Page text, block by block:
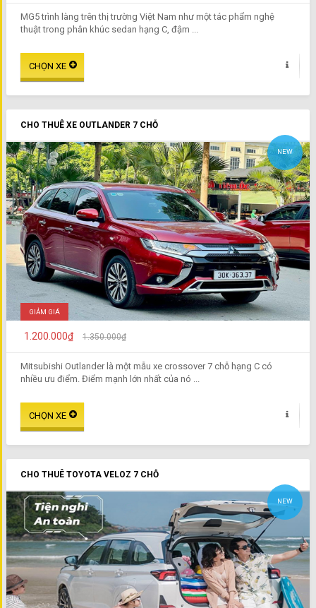
MG5 trình làng trên thị trường Việt Nam như một tác phẩm nghệ
thuật trong phân khúc sedan hạng C, đậm ...
CHO THUÊ XE OUTLANDER 7 CHỖ
NEW
GIẢM GIÁ
1.200.000₫ 1.350.000₫
Mitsubishi Outlander là một mẫu xe crossover 7 chỗ hạng C có
nhiều ưu điểm. Điểm mạnh lớn nhất của nó ...
CHO THUÊ TOYOTA VELOZ 7 CHỖ
NEW